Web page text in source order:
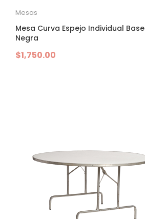
Mesas
Mesa Curva Espejo Individual Base
Negra
$1,750.00